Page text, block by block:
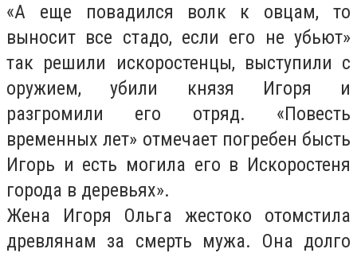
«А еще повадился волк к овцам, то
выносит все стадо, если его не убьют»
так решили искоростенцы, выступили с
оружием, убили князя Игоря и
разгромили его отряд. «Повесть
временных лет» отмечает погребен бысть
Игорь и есть могила его в Искоростеня
города в деревьях».
Жена Игоря Ольга жестоко отомстила
древлянам за смерть мужа. Она долго